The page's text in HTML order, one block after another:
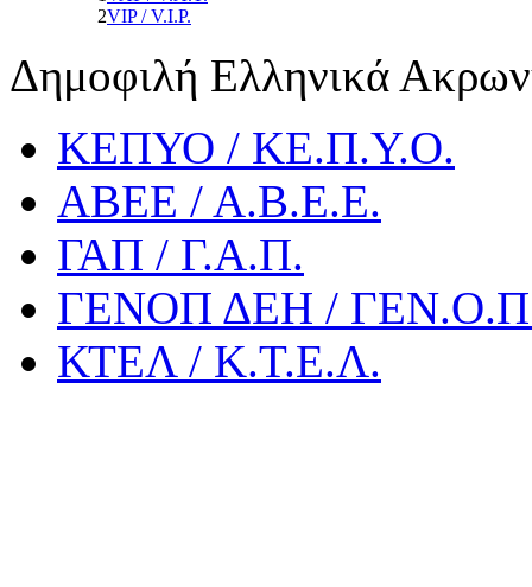
2VIP / V.I.P.
Δημοφιλή Ελληνικά
ΚΕΠΥΟ / ΚΕ.Π.Υ.Ο.
ΑΒΕΕ / Α.Β.Ε.Ε.
ΓΑΠ / Γ.Α.Π.
ΓΕΝΟΠ ΔΕΗ /
ΚΤΕΛ / Κ.Τ.Ε.Λ.